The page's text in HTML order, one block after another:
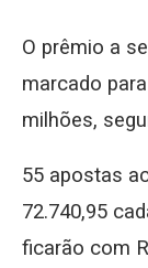
O prêmio a
marcado
milhões,
55 apostas
72.740,95
ficarão com